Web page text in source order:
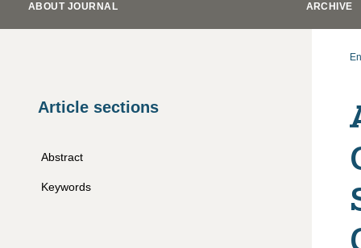
ABOUT JOURNAL ARCHIVE
Article sections
Abstract
Keywords